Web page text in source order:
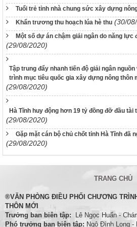
Tuổi trẻ tỉnh nhà chung sức xây dựng
Khẩn trương thu hoạch lúa hè thu (30/
Một số dự án chậm giải ngân do năng lực
(29/08/2020)
Tập trung đẩy nhanh tiến độ giải ngân
trình mục tiêu quốc gia xây dựng nông thôn
(29/08/2020)
Hà Tĩnh huy động hơn 19 tỷ đồng đỡ đầu
(29/08/2020)
Gặp mặt cán bộ chủ chốt tỉnh Hà Tĩnh đã
(29/08/2020)
TRANG CHỦ
®VĂN PHÒNG ĐIỀU PHỐI CHƯƠNG
THÔN MỚI
Trưởng ban biên tập: Lê Ngọc Huấn -
Phó trưởng ban biên tâp: Ngô Ðình Long -